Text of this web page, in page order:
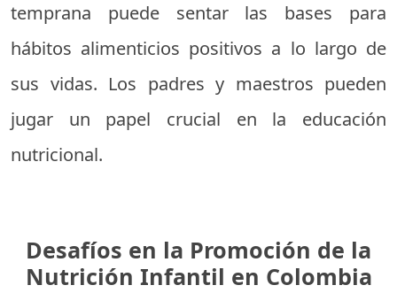
temprana puede sentar las bases para
hábitos alimenticios positivos a lo largo de
sus vidas. Los padres y maestros pueden
jugar un papel crucial en la educación
nutricional.
Desafíos en la Promoción de la
Nutrición Infantil en Colombia